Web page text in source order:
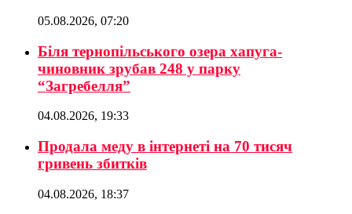
05.08.2026, 07:20
Біля тернопільського озера хапуга-
чиновник зрубав 248 у парку
“Загребелля”
04.08.2026, 19:33
Продала меду в інтернеті на 70 тисяч
гривень збитків
04.08.2026, 18:37